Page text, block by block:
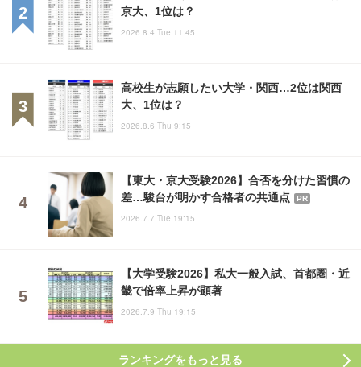
京大、1位は？
2026.8.4 Tue 11:45
高校生が志願したい大学・関西…2位は関西
大、1位は？
2026.8.6 Thu 9:15
【東大・京大受験2026】合否を分けた習慣の
差…駿台が明かす合格者の共通点
PR
2026.7.7 Tue 19:15
【大学受験2026】私大一般入試、首都圏・近
畿で倍率上昇が顕著
2026.7.9 Thu 19:15
ランキングをもっと見る